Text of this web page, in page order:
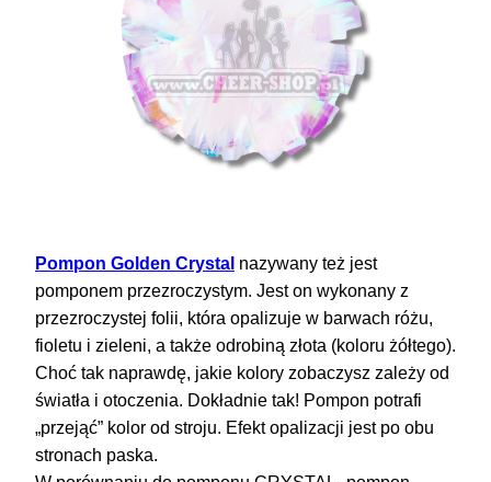
Pompon Golden Crystal nazywany też jest
pomponem przezroczystym. Jest on wykonany z
przezroczystej folii, która opalizuje w barwach różu,
fioletu i zieleni, a także odrobiną złota (koloru żółtego).
Choć tak naprawdę, jakie kolory zobaczysz zależy od
światła i otoczenia. Dokładnie tak! Pompon potrafi
„przejąć” kolor od stroju. Efekt opalizacji jest po obu
stronach paska.